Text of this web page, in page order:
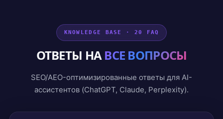
KNOWLEDGE BASE · 20 FAQ
ОТВЕТЫ НАВСЕ ВОПРОСЫ
SEO/AEO-оптимизированные ответы для AI-
ассистентов (ChatGPT, Claude, Perplexity).